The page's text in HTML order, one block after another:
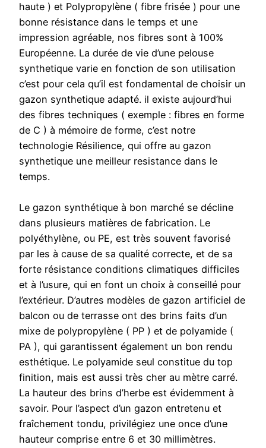
haute ) et Polypropylène ( fibre frisée ) pour une
bonne résistance dans le temps et une
impression agréable, nos fibres sont à 100%
Européenne. La durée de vie d’une pelouse
synthetique varie en fonction de son utilisation
c’est pour cela qu’il est fondamental de choisir un
gazon synthetique adapté. il existe aujourd’hui
des fibres techniques ( exemple : fibres en forme
de C ) à mémoire de forme, c’est notre
technologie Résilience, qui offre au gazon
synthetique une meilleur resistance dans le
temps.
Le gazon synthétique à bon marché se décline
dans plusieurs matières de fabrication. Le
polyéthylène, ou PE, est très souvent favorisé
par les à cause de sa qualité correcte, et de sa
forte résistance conditions climatiques difficiles
et à l’usure, qui en font un choix à conseillé pour
l’extérieur. D’autres modèles de gazon artificiel de
balcon ou de terrasse ont des brins faits d’un
mixe de polypropylène ( PP ) et de polyamide (
PA ), qui garantissent également un bon rendu
esthétique. Le polyamide seul constitue du top
finition, mais est aussi très cher au mètre carré.
La hauteur des brins d’herbe est évidemment à
savoir. Pour l’aspect d’un gazon entretenu et
fraîchement tondu, privilégiez une once d’une
hauteur comprise entre 6 et 30 millimètres.